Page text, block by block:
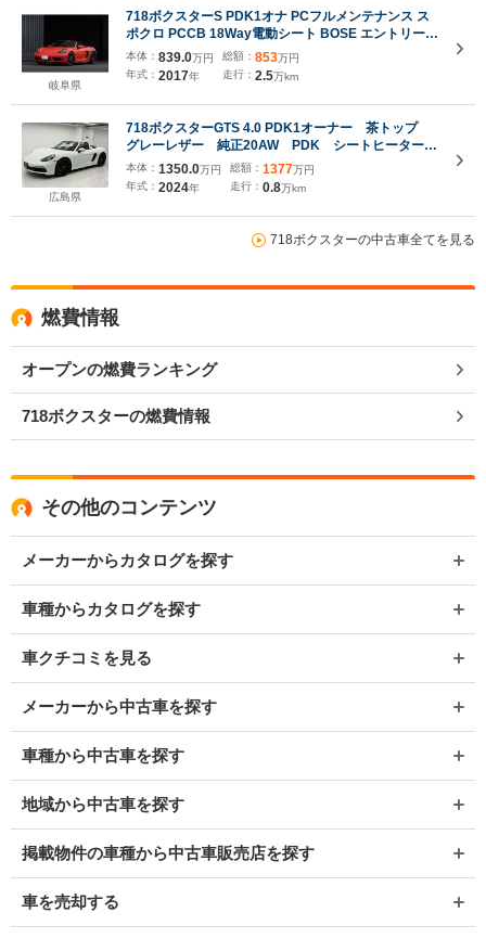
岐阜県
718ボクスターS PDK1オナ PCフルメンテナンス ス
ポクロ PCCB 18Way電動シート BOSE エントリー&
ドライブ PSMP2年付き
本体： 839.0万円
年式： 2017年
総額： 853万円
走行： 2.5万km
広島県
718ボクスターGTS 4.0 PDK1オーナー 茶トップ
グレーレザー 純正20AW PDK シートヒーター
14way電動メモリーシート レーンチェンジアシス
ト ポルシェアクティブサスペンション 2ゾーン
ACC LEDヘッドライトPDLS パワステプラス
本体： 1350.0万円
年式： 2024年
総額： 1377万円
走行： 0.8万km
718ボクスターの中古車全てを見る
燃費情報
オープンの燃費ランキング
718ボクスターの燃費情報
その他のコンテンツ
メーカーからカタログを探す
車種からカタログを探す
車クチコミを見る
メーカーから中古車を探す
車種から中古車を探す
地域から中古車を探す
掲載物件の車種から中古車販売店を探す
車を売却する